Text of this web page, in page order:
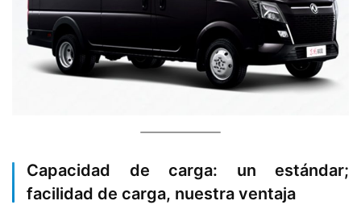
Capacidad de carga: un estándar;
facilidad de carga, nuestra ventaja